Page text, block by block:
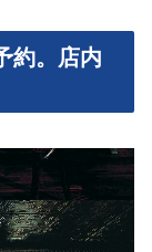
約。店内